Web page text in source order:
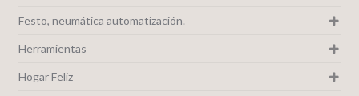
Festo, neumática automatización.
Herramientas
Hogar Feliz